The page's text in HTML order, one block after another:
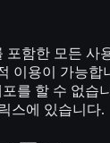
포함한 모든 사
이용이 가능합
를 할 수 없습
스에 있습니다.